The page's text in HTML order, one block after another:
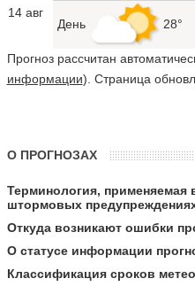
14 авг
День 28°
Прогноз рассчитан
информации). Страница
О ПРОГНОЗАХ
Терминология, применяемая
штормовых
Откуда возникают ошибки
О статусе информации
Классификация сроков